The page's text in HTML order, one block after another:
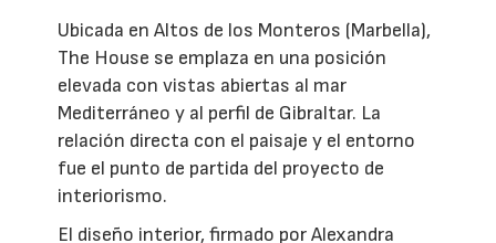
Ubicada en Altos de los Monteros (Marbella),
The House se emplaza en una posición
elevada con vistas abiertas al mar
Mediterráneo y al perfil de Gibraltar. La
relación directa con el paisaje y el entorno
fue el punto de partida del proyecto de
interiorismo.
El diseño interior, firmado por Alexandra